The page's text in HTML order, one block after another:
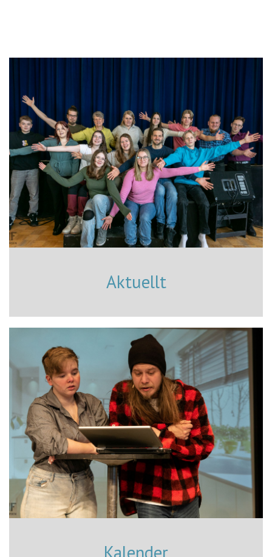
Aktuellt
Kalender